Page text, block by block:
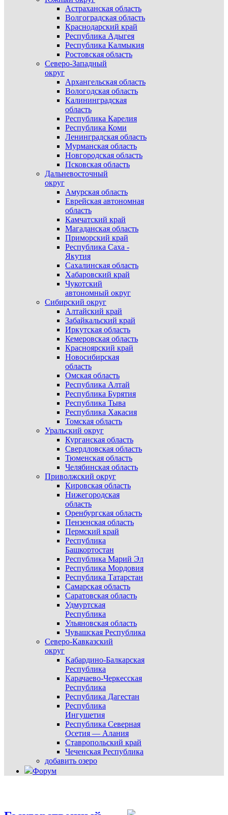
Астраханская область
Волгоградская область
Краснодарский край
Республика Адыгея
Республика Калмыкия
Ростовская область
Северо-Западный
округ
Архангельская область
Вологодская область
Калининградская
область
Республика Карелия
Республика Коми
Ленинградская область
Мурманская область
Новгородская область
Псковская область
Дальневосточный
округ
Амурская область
Еврейская автономная
область
Камчатский край
Магаданская область
Приморский край
Республика Саха -
Якутия
Сахалинская область
Хабаровский край
Чукотский
автономный округ
Сибирский округ
Алтайский край
Забайкальский край
Иркутская область
Кемеровская область
Красноярский край
Новосибирская
область
Омская область
Республика Алтай
Республика Бурятия
Республика Тыва
Республика Хакасия
Томская область
Уральский округ
Курганская область
Свердловская область
Тюменская область
Челябинская область
Приволжский округ
Кировская область
Нижегородская
область
Оренбургская область
Пензенская область
Пермский край
Республика
Башкортостан
Республика Марий Эл
Республика Мордовия
Республика Татарстан
Самарская область
Саратовская область
Удмуртская
Республика
Ульяновская область
Чувашская Республика
Северо-Кавказский
округ
Кабардино-Балкарская
Республика
Карачаево-Черкесская
Республика
Республика Дагестан
Республика
Ингушетия
Республика Северная
Осетия — Алания
Ставропольский край
Чеченская Республика
добавить озеро
Форум